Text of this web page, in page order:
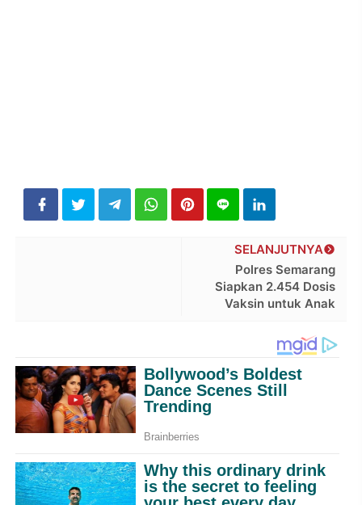
SELANJUTNYA
Polres Semarang
Siapkan 2.454 Dosis
Vaksin untuk Anak